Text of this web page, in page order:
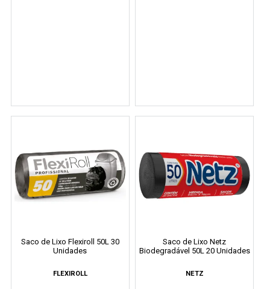
Saco de Lixo Flexiroll 50L 30
Unidades
FLEXIROLL
Saco de Lixo Netz
Biodegradável 50L 20 Unidades
NETZ